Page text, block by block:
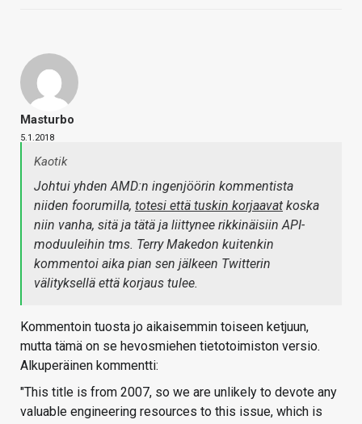
Masturbo
5.1.2018
Kaotik
Johtui yhden AMD:n ingenjöörin kommentista
niiden foorumilla, totesi että tuskin korjaavat koska
niin vanha, sitä ja tätä ja liittynee rikkinäisiin API-
moduuleihin tms. Terry Makedon kuitenkin
kommentoi aika pian sen jälkeen Twitterin
välityksellä että korjaus tulee.
Kommentoin tuosta jo aikaisemmin toiseen ketjuun,
mutta tämä on se hevosmiehen tietotoimiston versio.
Alkuperäinen kommentti:
"This title is from 2007, so we are unlikely to devote any
valuable engineering resources to this issue, which is